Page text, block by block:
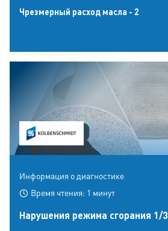
Чрезмерный расход масла - 2
Информация о диагностике
Время чтения: 1 минут
Hарушения режима сгорания 1/3